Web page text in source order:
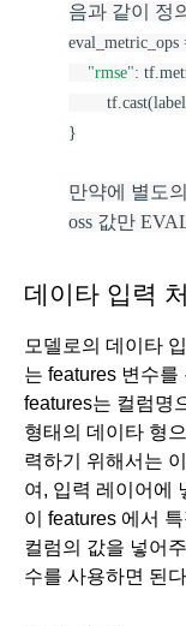
음과 같이 정
eval_metric_ops
"rmse":
}
만약에 별도
oss 값만
데이타 입력
모델로의 데이타
는 features 변수를
features는 컬럼명
형태의 데이타 형
력하기 위해서는
여, 입력 레이어에
이 features 에서
컬럼의 값을 넣어
수를 사용하면 된